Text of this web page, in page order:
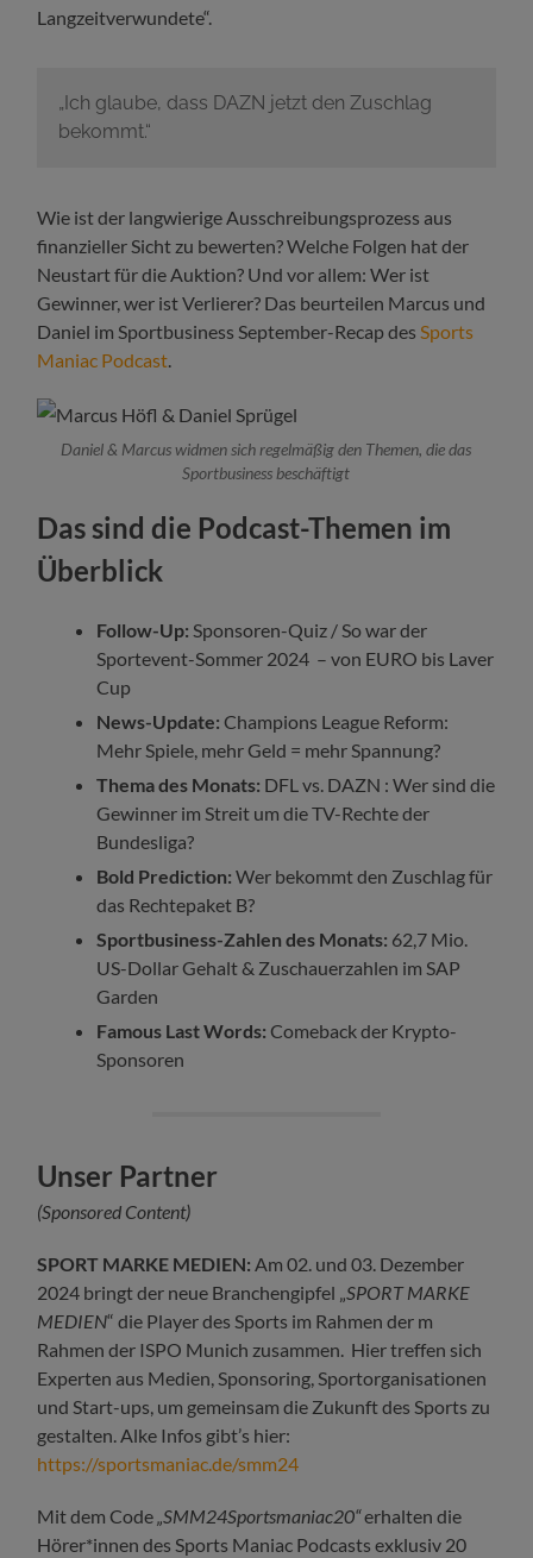
Langzeitverwundete“.
„Ich glaube, dass DAZN jetzt den Zuschlag
bekommt.“
Wie ist der langwierige Ausschreibungsprozess aus
finanzieller Sicht zu bewerten? Welche Folgen hat der
Neustart für die Auktion? Und vor allem: Wer ist
Gewinner, wer ist Verlierer? Das beurteilen Marcus und
Daniel im Sportbusiness September-Recap des Sports
Maniac Podcast
Daniel & Marcus widmen sich regelmäßig den Themen, die das
Sportbusiness beschäftigt
Das sind die Podcast-Themen im
Überblick
Follow-Up:Sponsoren-Quiz / So war der
Sportevent-Sommer 2024 – von EURO bis Laver
Cup
News-Update:Champions League Reform:
Mehr Spiele, mehr Geld = mehr Spannung?
Thema des Monats: DFL vs. DAZN : Wer sind die
Gewinner im Streit um die TV-Rechte der
Bundesliga?
Bold Prediction: Wer bekommt den Zuschlag für
das Rechtepaket B?
Sportbusiness-Zahlen des Monats: 62,7 Mio.
US-Dollar Gehalt & Zuschauerzahlen im SAP
Garden
Famous Last Words:Comeback der Krypto-
Sponsoren
Unser Partner
(Sponsored Content)
SPORT MARKE MEDIEN:Am 02. und 03. Dezember
2024 bringt der neue Branchengipfel „SPORT MARKE
MEDIEN“ die Player des Sports im Rahmen der m
Rahmen der ISPO Munich zusammen. Hier treffen sich
Experten aus Medien, Sponsoring, Sportorganisationen
und Start-ups, um gemeinsam die Zukunft des Sports zu
gestalten. Alke Infos gibt’s hier:
https://sportsmaniac.de/smm24
Mit dem Code„SMM24Sportsmaniac20“erhalten die
Hörer*innen des Sports Maniac Podcasts exklusiv 20